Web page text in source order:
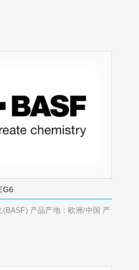
(BASF) 产品产地：欧洲/中国 产